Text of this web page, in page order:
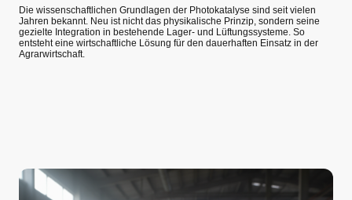
Die wissenschaftlichen Grundlagen der Photokatalyse sind seit vielen
Jahren bekannt. Neu ist nicht das physikalische Prinzip, sondern seine
gezielte Integration in bestehende Lager- und Lüftungssysteme. So
entsteht eine wirtschaftliche Lösung für den dauerhaften Einsatz in der
Agrarwirtschaft.